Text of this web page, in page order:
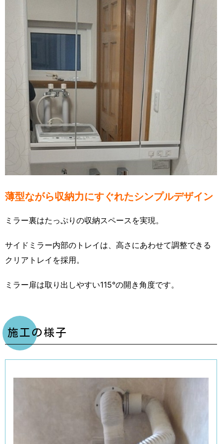
薄型ながら収納力にすぐれたシンプルデザイン
ミラー裏はたっぷりの収納スペースを実現。
サイドミラー内部のトレイは、高さにあわせて調整できる
クリアトレイを採用。
ミラー扉は取り出しやすい115°の開き角度です。
施工の様子